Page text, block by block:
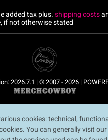
added tax plus.shipping costs
if not otherwise stated
2026.7.1 | © 2007 - 2026 |
cookies: technical,
You can generally visit